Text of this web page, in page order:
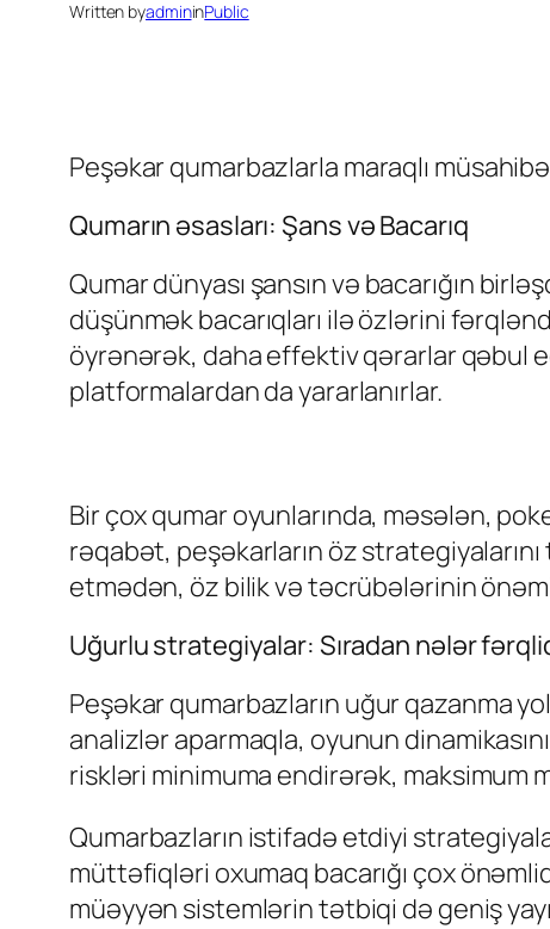
Written byadmininPublic
Peşəkar qumarbazlarla maraqlı
Qumarın əsasları: Şans və Bacarıq
Qumar dünyası şansın və bacarığın
düşünmək bacarıqları ilə özlərini
öyrənərək, daha effektiv qərarlar qəbul
platformalardan da yararlanırlar.
Bir çox qumar oyunlarında, məsələn,
rəqabət, peşəkarların öz
etmədən, öz bilik və təcrübələrinin
Uğurlu strategiyalar: Sıradan nələr
Peşəkar qumarbazların uğur qazanma
analizlər aparmaqla, oyunun
riskləri minimuma endirərək, maksimum
Qumarbazların istifadə etdiyi
müttəfiqləri oxumaq bacarığı çox
müəyyən sistemlərin tətbiqi də geniş